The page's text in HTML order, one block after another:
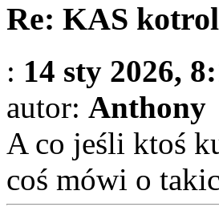
Re: KAS
: 14 sty 2026,
autor: Anthony
A co jeśli ktoś
coś mówi o